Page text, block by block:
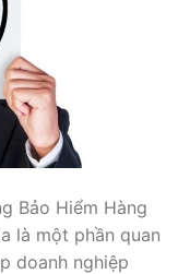
Bảo Hiểm Hàng
là một phần quan
doanh nghiệp